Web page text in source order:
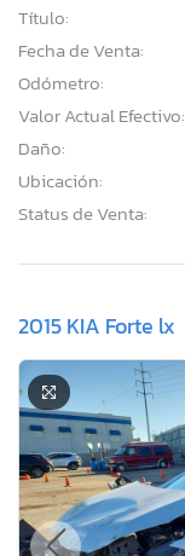
Título:
Fecha de Venta:
Odómetro:
Valor Actual Efectivo:
Daño:
Ubicación:
Status de Venta:
2015 KIA Forte lx